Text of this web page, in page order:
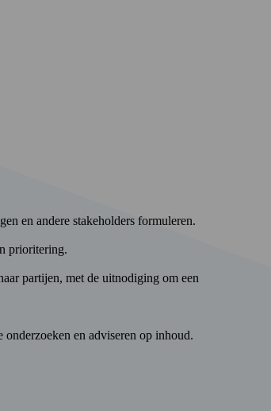
en andere stakeholders formuleren.
prioritering.
partijen, met de uitnodiging om een
onderzoeken en adviseren op inhoud.